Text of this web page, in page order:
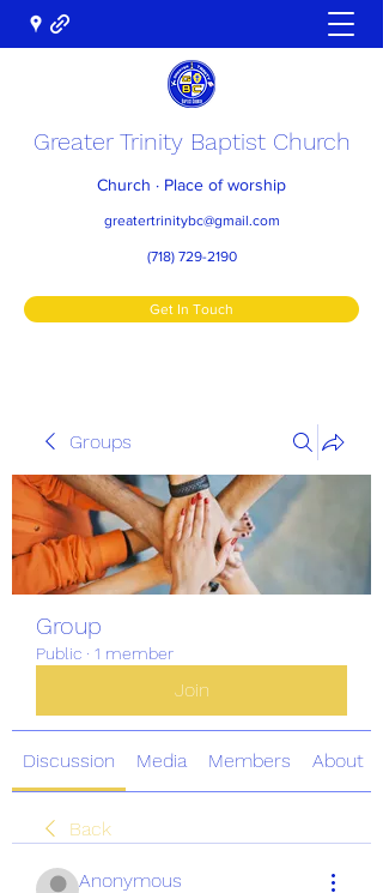
Greater Trinity Baptist Church
Church · Place of worship
greatertrinitybc@gmail.com
(718) 729-2190
Get In Touch
Groups
Group
Public · 1 member
Join
Discussion Media Members About
Back
Anonymous